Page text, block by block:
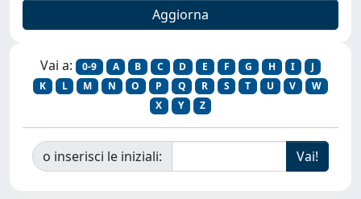
Vai a: 0-9 A B C D E F G H I
J
K
L M N O P Q R S T U V
W
X
Y Z
o inserisci le iniziali: